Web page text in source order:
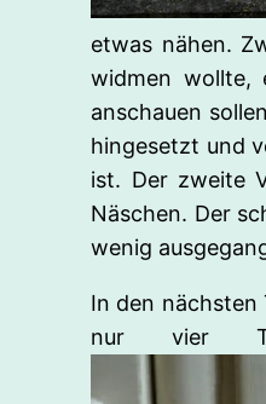
etwas nähen.
widmen wollte,
anschauen
hingesetzt und
ist. Der zweite
Näschen. Der
wenig
In den nächsten
nur vier